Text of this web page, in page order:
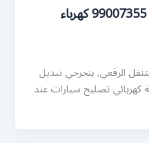
كراج الرقعي | كراج متنقل 99007355 كهرباء
الرقعي, بنجرجي تبديل
كهربائي تصليح سيارات عند